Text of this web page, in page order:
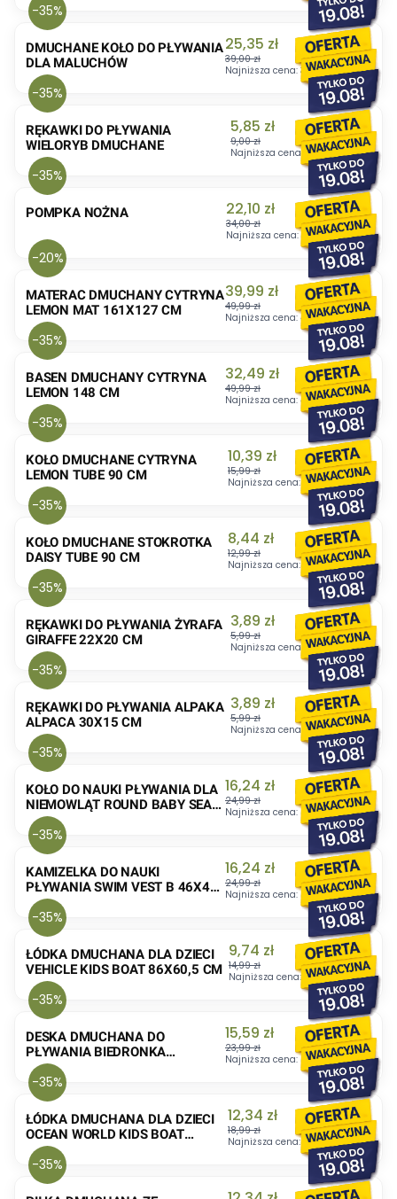
DMUCHANE KOŁO DO PŁYWANIA
DLA MALUCHÓW
Cena promocyjna
25,35 zł
39,00 zł
-35%
Najniższa cena: 39,00 zł
RĘKAWKI DO PŁYWANIA
WIELORYB DMUCHANE
Cena promocyjna
5,85 zł
9,00 zł
-35%
Najniższa cena: 9,00 zł
POMPKA NOŻNA Cena promocyjna
22,10 zł
34,00 zł
-35%
Najniższa cena: 34,00 zł
MATERAC DMUCHANY CYTRYNA
LEMON MAT 161X127 CM
Cena promocyjna
39,99 zł
49,99 zł
-20%
Najniższa cena: 49,99 zł
BASEN DMUCHANY CYTRYNA
LEMON 148 CM
Cena promocyjna
32,49 zł
49,99 zł
-35%
Najniższa cena: 49,99 zł
KOŁO DMUCHANE CYTRYNA
LEMON TUBE 90 CM
Cena promocyjna
10,39 zł
15,99 zł
-35%
Najniższa cena: 15,99 zł
KOŁO DMUCHANE STOKROTKA
DAISY TUBE 90 CM
Cena promocyjna
8,44 zł
12,99 zł
-35%
Najniższa cena: 12,99 zł
RĘKAWKI DO PŁYWANIA ŻYRAFA
GIRAFFE 22X20 CM
Cena promocyjna
3,89 zł
5,99 zł
-35%
Najniższa cena: 5,99 zł
RĘKAWKI DO PŁYWANIA ALPAKA
ALPACA 30X15 CM
Cena promocyjna
3,89 zł
5,99 zł
-35%
Najniższa cena: 5,99 zł
KOŁO DO NAUKI PŁYWANIA DLA
NIEMOWLĄT ROUND BABY SEAT
69 CM
Cena promocyjna
16,24 zł
24,99 zł
-35%
Najniższa cena: 24,99 zł
KAMIZELKA DO NAUKI
PŁYWANIA SWIM VEST B 46X42
CM
Cena promocyjna
16,24 zł
24,99 zł
-35%
Najniższa cena: 24,99 zł
ŁÓDKA DMUCHANA DLA DZIECI
VEHICLE KIDS BOAT 86X60,5 CM
Cena promocyjna
9,74 zł
14,99 zł
-35%
Najniższa cena: 14,99 zł
DESKA DMUCHANA DO
PŁYWANIA BIEDRONKA
LADYBUG KICKBOARD 95X80
CM
Cena promocyjna
15,59 zł
23,99 zł
-35%
Najniższa cena: 23,99 zł
ŁÓDKA DMUCHANA DLA DZIECI
OCEAN WORLD KIDS BOAT
112X70 CM
Cena promocyjna
12,34 zł
18,99 zł
-35%
Najniższa cena: 18,99 zł
-35%